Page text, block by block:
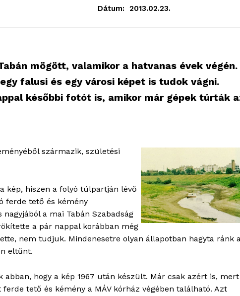
Dátum: 2013.02.23.
mögött, valamikor a hatvanas évek végén.
falusi és egy városi képet is tudok vágni.
későbbi fotót is, amikor már gépek túrták
származik, születési
kép, hiszen a folyó túlpartján lévő
ferde tető és kémény
a mai Tabán Szabadság
a pár nappal korábban még
nem tudjuk. Mindenesetre olyan állapotban hagyta ránk
eltűnt.
abban, hogy a kép 1967 után készült. Már csak azért is, mert
tető és kémény a MÁV kórház végében található. Azt